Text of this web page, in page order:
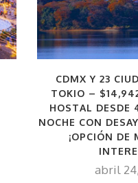
CDMX Y 23
TOKIO –
HOSTAL DESDE
NOCHE CON
¡OPCIÓN DE
abril